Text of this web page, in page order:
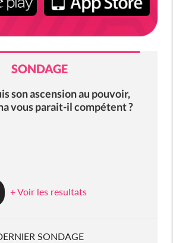
SONDAGE
son ascension au pouvoir,
vous parait-il compétent ?
+ Voir les resultats
SONDAGE